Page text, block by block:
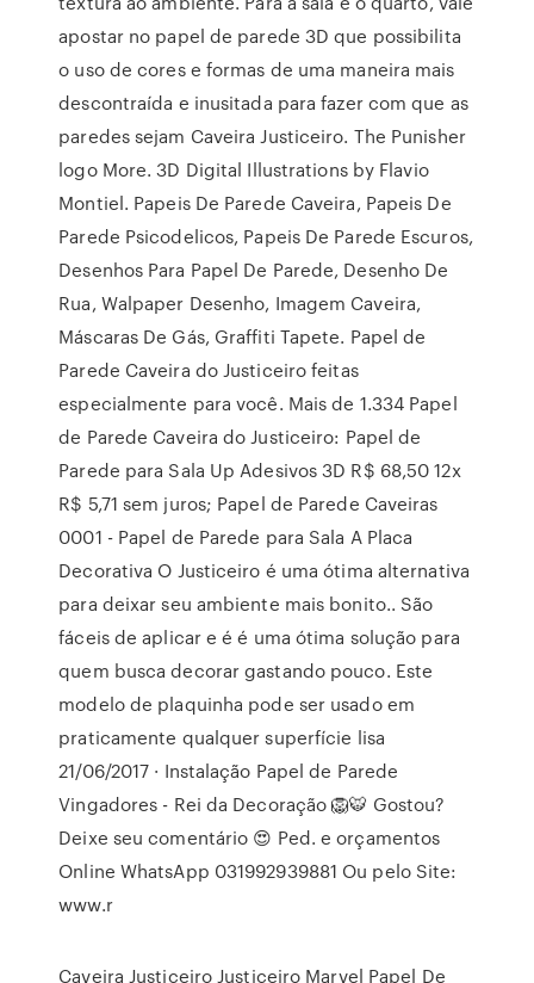
apostar no papel de parede 3D que possibilita
o uso de cores e formas de uma maneira mais
descontraída e inusitada para fazer com que as
paredes sejam Caveira Justiceiro. The Punisher
logo More. 3D Digital Illustrations by Flavio
Montiel. Papeis De Parede Caveira, Papeis De
Parede Psicodelicos, Papeis De Parede Escuros,
Desenhos Para Papel De Parede, Desenho De
Rua, Walpaper Desenho, Imagem Caveira,
Máscaras De Gás, Graffiti Tapete. Papel de
Parede Caveira do Justiceiro feitas
especialmente para você. Mais de 1.334 Papel
de Parede Caveira do Justiceiro: Papel de
Parede para Sala Up Adesivos 3D R$ 68,50 12x
R$ 5,71 sem juros; Papel de Parede Caveiras
0001 - Papel de Parede para Sala A Placa
Decorativa O Justiceiro é uma ótima alternativa
para deixar seu ambiente mais bonito.. São
fáceis de aplicar e é é uma ótima solução para
quem busca decorar gastando pouco. Este
modelo de plaquinha pode ser usado em
praticamente qualquer superfície lisa
21/06/2017 · Instalação Papel de Parede
Vingadores - Rei da Decoração 🦁🐯 Gostou?
Deixe seu comentário 😍 Ped. e orçamentos
Online WhatsApp 031992939881 Ou pelo Site:
www.r
Caveira Justiceiro Justiceiro Marvel Papel De